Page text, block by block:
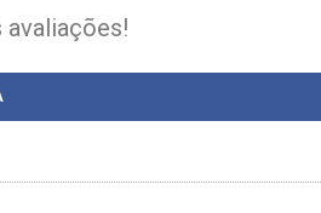
avaliações!